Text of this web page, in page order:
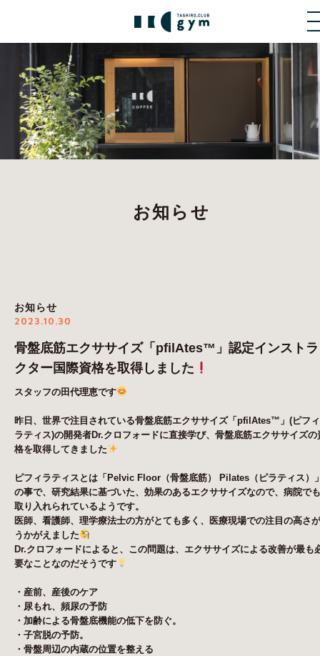
お知らせ
お知らせ
2023.10.30
骨盤底筋エクササイズ「pfilAtes™」認定インストラ
クター国際資格を取得しました
スタッフの田代理恵です
昨日、世界で注目されている骨盤底筋エクササイズ「 pfilAtes™ 」 (ピフィ
ラティス)の開発者Dr.クロフォードに直接学び、骨盤底筋エクササイズの
格を取得してきました
ピフィラティスとは「 Pelvic Floor （骨盤底筋） Pilates （ピラティス）
の事で、研究結果に基づいた、効果のあるエクササイズなので、病院でも
取り入れられているようです。
医師、看護師、理学療法士の方がとても多く、医療現場での注目の高さが
うかがえました
Dr.クロフォードによると、この問題は、エクササイズによる改善が最も
要なことなのだそうです
・産前、産後のケア
・尿もれ、頻尿の予防
・加齢による骨盤底機能の低下を防ぐ。
・子宮脱の予防。
・骨盤周辺の内蔵の位置を整える